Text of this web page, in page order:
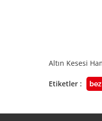
Altın Kesesi
Etiketler :